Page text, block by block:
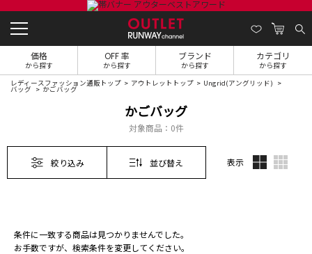
価格
から探す
OFF 率
から探す
ブランド
から探す
カテゴリ
から探す
レディースファッション通販トップ アウトレットトップ Ungrid(アングリッド)
バッグ かごバッグ
かごバッグ
対象商品： 0件
絞り込み 並び替え 表示
条件に一致する商品は見つかりませんでした。
お手数ですが、検索条件を変更してください。